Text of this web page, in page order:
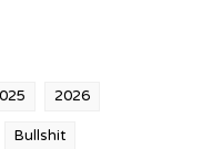
2026
Bullshit